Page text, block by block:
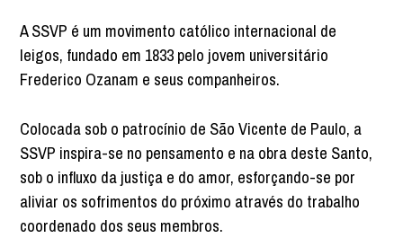
A SSVP é um movimento católico internacional de
leigos, fundado em 1833 pelo jovem universitário
Frederico Ozanam e seus companheiros.
Colocada sob o patrocínio de São Vicente de Paulo, a
SSVP inspira-se no pensamento e na obra deste Santo,
sob o influxo da justiça e do amor, esforçando-se por
aliviar os sofrimentos do próximo através do trabalho
coordenado dos seus membros.